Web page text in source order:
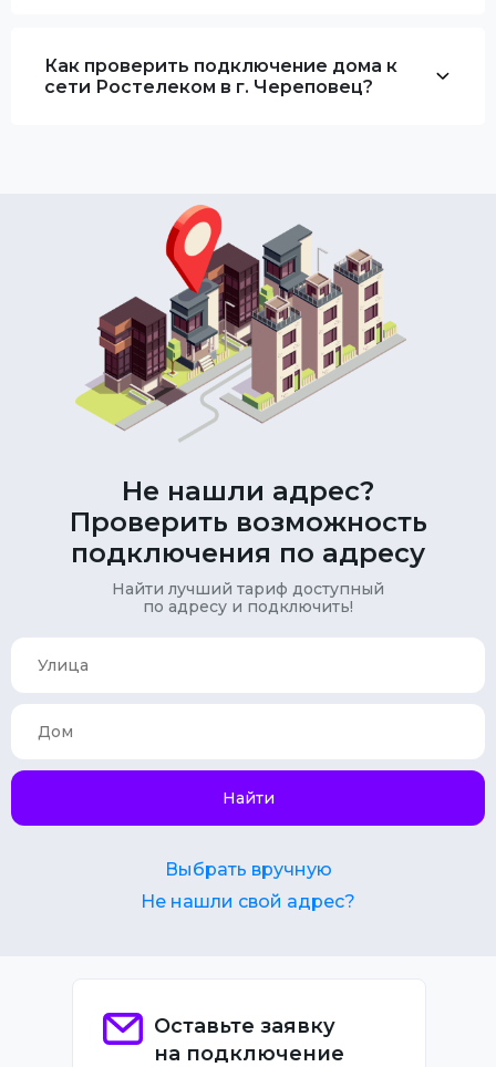
Как проверить подключение дома к
сети Ростелеком в г. Череповец?
Не нашли адрес?
Проверить возможность
подключения по адресу
Найти лучший тариф доступный
по адресу и подключить!
Найти
Выбрать вручную
Не нашли свой адрес?
Оставьте заявку
на подключение